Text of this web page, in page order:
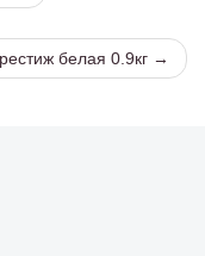
белая 0.9кг →